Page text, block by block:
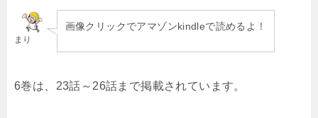
まり
画像クリックでアマゾンkindleで読めるよ！
6巻は、23話～26話まで掲載されています。